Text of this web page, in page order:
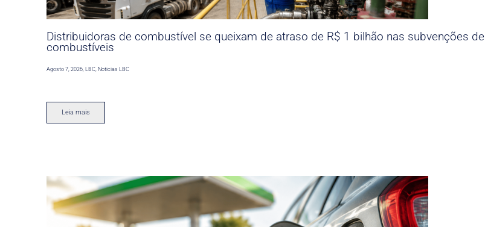
Distribuidoras de combustível se queixam de atraso de R$ 1 bilhão nas subvenções de
combustíveis
Agosto 7, 2026,LBC,Noticias LBC
Leia mais